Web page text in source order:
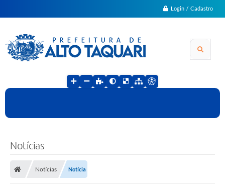
Login / Cadastro
Notícias
Notícias Notícia